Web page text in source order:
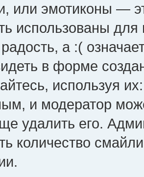
или эмотиконы —
использованы
а :(
в форме
используя
и модератор
удалить его.
количество